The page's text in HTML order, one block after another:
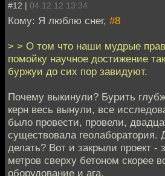
#12 | 04.12.12 13:34
Кому: Я люблю снег, #8
> > О том что наши мудрые
помойку научное достижение
буржуи до сих пор завидуют.
Почему выкинули? Бурить
керн весь вынули, все
было провести, провели,
существовала геолаборатория.
делать? Вот и закрыли проект -
метров сверху бетоном скорее
оборудование и ага.